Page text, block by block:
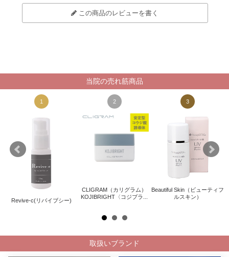
この商品のレビューを書く
当院の売れ筋商品
1
Revive-c(リバイブシー)
2
CLIGRAM（カリグラム）
KOJIBRIGHT〈コジブラ...
3
Beautiful Skin（ビューティフ
ルスキン）
取扱いブランド